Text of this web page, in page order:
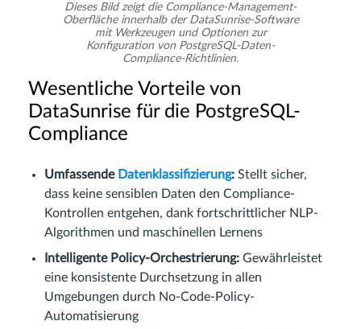
Dieses Bild zeigt die Compliance-Management-
Oberfläche innerhalb der DataSunrise-Software
mit Werkzeugen und Optionen zur
Konfiguration von PostgreSQL-Daten-
Compliance-Richtlinien.
Wesentliche Vorteile von
DataSunrise für die PostgreSQL-
Compliance
Umfassende Datenklassifizierung: Stellt sicher,
dass keine sensiblen Daten den Compliance-
Kontrollen entgehen, dank fortschrittlicher NLP-
Algorithmen und maschinellen Lernens
Intelligente Policy-Orchestrierung: Gewährleistet
eine konsistente Durchsetzung in allen
Umgebungen durch No-Code-Policy-
Automatisierung